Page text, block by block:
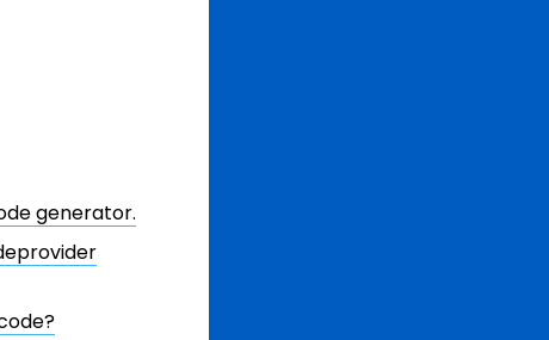
generator.